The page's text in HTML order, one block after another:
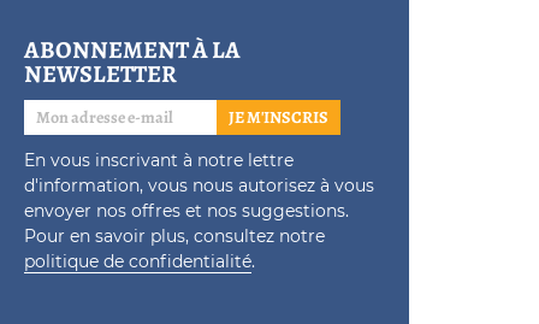
ABONNEMENT À LA
NEWSLETTER
JE M'INSCRIS
En vous inscrivant à notre lettre
d'information, vous nous autorisez à vous
envoyer nos offres et nos suggestions.
Pour en savoir plus, consultez notre
politique de confidentialité.